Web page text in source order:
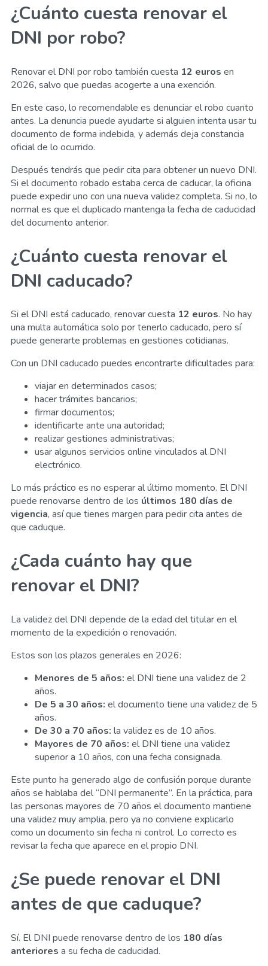
¿Cuánto cuesta renovar el
DNI por robo?
Renovar el DNI por robo también cuesta 12 euros en
2026, salvo que puedas acogerte a una exención.
En este caso, lo recomendable es denunciar el robo cuanto
antes. La denuncia puede ayudarte si alguien intenta usar tu
documento de forma indebida, y además deja constancia
oficial de lo ocurrido.
Después tendrás que pedir cita para obtener un nuevo DNI.
Si el documento robado estaba cerca de caducar, la oficina
puede expedir uno con una nueva validez completa. Si no, lo
normal es que el duplicado mantenga la fecha de caducidad
del documento anterior.
¿Cuánto cuesta renovar el
DNI caducado?
Si el DNI está caducado, renovar cuesta 12 euros. No hay
una multa automática solo por tenerlo caducado, pero sí
puede generarte problemas en gestiones cotidianas.
Con un DNI caducado puedes encontrarte dificultades para:
viajar en determinados casos;
hacer trámites bancarios;
firmar documentos;
identificarte ante una autoridad;
realizar gestiones administrativas;
usar algunos servicios online vinculados al DNI
electrónico.
Lo más práctico es no esperar al último momento. El DNI
puede renovarse dentro de los últimos 180 días de
vigencia, así que tienes margen para pedir cita antes de
que caduque.
¿Cada cuánto hay que
renovar el DNI?
La validez del DNI depende de la edad del titular en el
momento de la expedición o renovación.
Estos son los plazos generales en 2026:
Menores de 5 años: el DNI tiene una validez de 2
años.
De 5 a 30 años: el documento tiene una validez de 5
años.
De 30 a 70 años: la validez es de 10 años.
Mayores de 70 años: el DNI tiene una validez
superior a 10 años, con una fecha consignada.
Este punto ha generado algo de confusión porque durante
años se hablaba del “DNI permanente”. En la práctica, para
las personas mayores de 70 años el documento mantiene
una validez muy amplia, pero ya no conviene explicarlo
como un documento sin fecha ni control. Lo correcto es
revisar la fecha que aparece en el propio DNI.
¿Se puede renovar el DNI
antes de que caduque?
Sí. El DNI puede renovarse dentro de los 180 días
anteriores a su fecha de caducidad.